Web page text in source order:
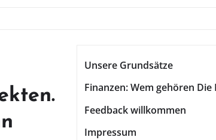
Unsere Grundsätze
Finanzen: Wem gehören
Feedback willkommen
Impressum